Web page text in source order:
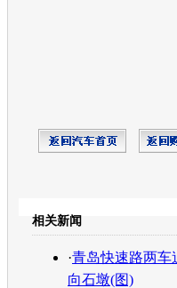
相关新闻
·青岛快速路两车
向石墩(图)